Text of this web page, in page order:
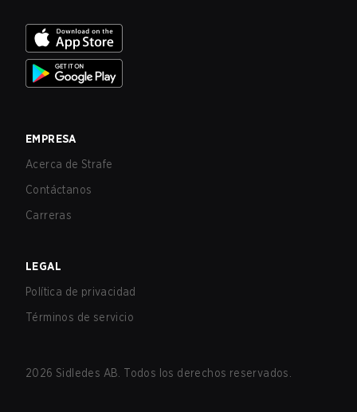
EMPRESA
Acerca de Strafe
Contáctanos
Carreras
LEGAL
Política de privacidad
Términos de servicio
2026 Sidledes AB. Todos los derechos reservados.